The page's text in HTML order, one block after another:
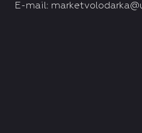
E-mail: